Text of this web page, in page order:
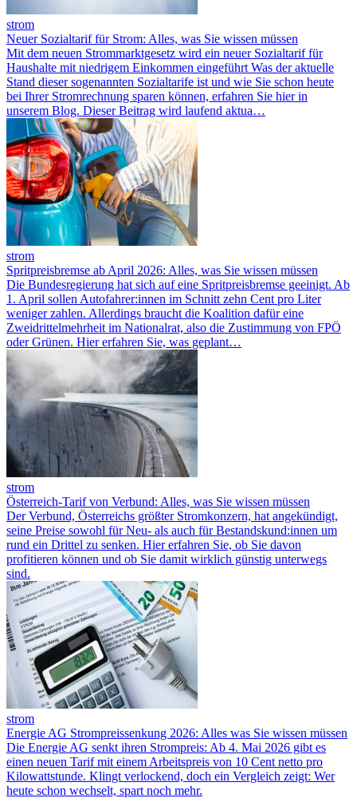
strom
Neuer Sozialtarif für Strom: Alles, was Sie wissen müssen
Mit dem neuen Strommarktgesetz wird ein neuer Sozialtarif für
Haushalte mit niedrigem Einkommen eingeführt Was der aktuelle
Stand dieser sogenannten Sozialtarife ist und wie Sie schon heute
bei Ihrer Stromrechnung sparen können, erfahren Sie hier in
unserem Blog. Dieser Beitrag wird laufend aktua…
strom
Spritpreisbremse ab April 2026: Alles, was Sie wissen müssen
Die Bundesregierung hat sich auf eine Spritpreisbremse geeinigt. Ab
1. April sollen Autofahrer:innen im Schnitt zehn Cent pro Liter
weniger zahlen. Allerdings braucht die Koalition dafür eine
Zweidrittelmehrheit im Nationalrat, also die Zustimmung von FPÖ
oder Grünen. Hier erfahren Sie, was geplant…
strom
Österreich-Tarif von Verbund: Alles, was Sie wissen müssen
Der Verbund, Österreichs größter Stromkonzern, hat angekündigt,
seine Preise sowohl für Neu- als auch für Bestandskund:innen um
rund ein Drittel zu senken. Hier erfahren Sie, ob Sie davon
profitieren können und ob Sie damit wirklich günstig unterwegs
sind.
strom
Energie AG Strompreissenkung 2026: Alles was Sie wissen müssen
Die Energie AG senkt ihren Strompreis: Ab 4. Mai 2026 gibt es
einen neuen Tarif mit einem Arbeitspreis von 10 Cent netto pro
Kilowattstunde. Klingt verlockend, doch ein Vergleich zeigt: Wer
heute schon wechselt, spart noch mehr.